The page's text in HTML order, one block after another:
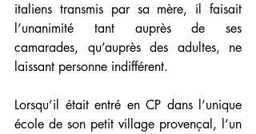
italiens transmis par sa mère, il faisait
l’unanimité tant auprès de ses
camarades, qu’auprès des adultes, ne
laissant personne indifférent.
Lorsqu’il était entré en CP dans l’unique
école de son petit village provençal, l’un